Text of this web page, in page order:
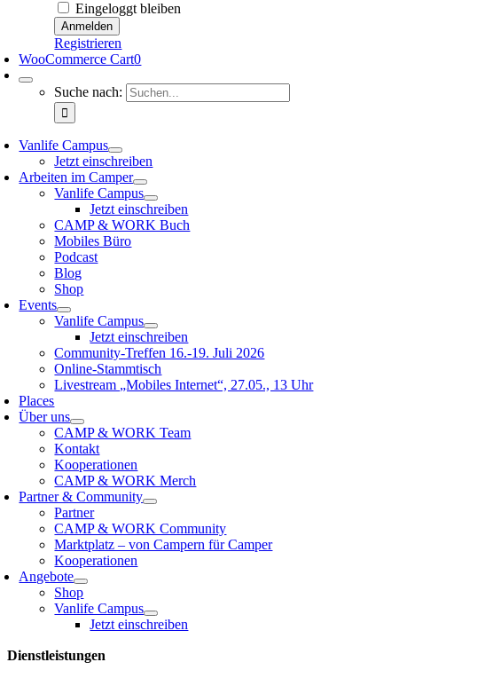
Eingeloggt bleiben
Registrieren
WooCommerce Cart0
Suche nach:
Vanlife Campus
Jetzt einschreiben
Arbeiten im Camper
Vanlife Campus
Jetzt einschreiben
CAMP & WORK Buch
Mobiles Büro
Podcast
Blog
Shop
Events
Vanlife Campus
Jetzt einschreiben
Community-Treffen 16.-19. Juli 2026
Online-Stammtisch
Livestream „Mobiles Internet“, 27.05., 13 Uhr
Places
Über uns
CAMP & WORK Team
Kontakt
Kooperationen
CAMP & WORK Merch
Partner & Community
Partner
CAMP & WORK Community
Marktplatz – von Campern für Camper
Kooperationen
Angebote
Shop
Vanlife Campus
Jetzt einschreiben
Dienstleistungen